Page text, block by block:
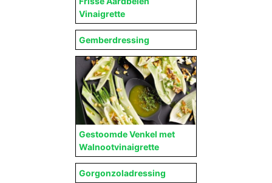
Vinaigrette
Gemberdressing
Gestoomde Venkel met
Walnootvinaigrette
Gorgonzoladressing